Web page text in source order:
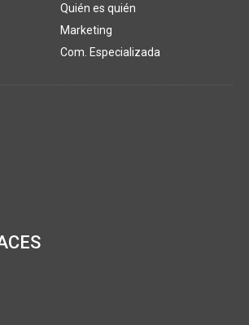
Quién es quién
Marketing
Com. Especializada